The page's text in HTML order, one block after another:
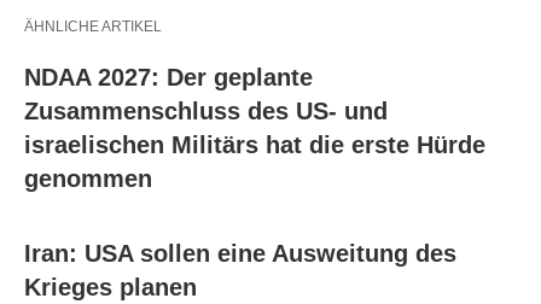
ÄHNLICHE ARTIKEL
NDAA 2027: Der geplante
Zusammenschluss des US- und
israelischen Militärs hat die erste Hürde
genommen
Iran: USA sollen eine Ausweitung des
Krieges planen